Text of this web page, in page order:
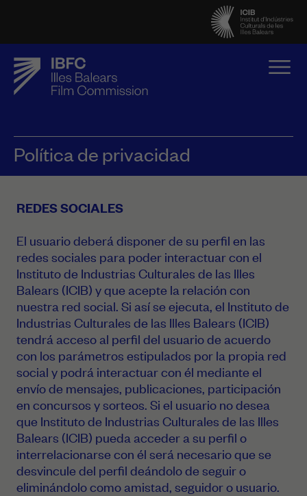
Política de privacidad
REDES SOCIALES
El usuario deberá disponer de su perfil en las
redes sociales para poder interactuar con el
Instituto de Industrias Culturales de las Illes
Balears (ICIB) y que acepte la relación con
nuestra red social. Si así se ejecuta, el Instituto de
Industrias Culturales de las Illes Balears (ICIB)
tendrá acceso al perfil del usuario de acuerdo
con los parámetros estipulados por la propia red
social y podrá interactuar con él mediante el
envío de mensajes, publicaciones, participación
en concursos y sorteos. Si el usuario no desea
que Instituto de Industrias Culturales de las Illes
Balears (ICIB) pueda acceder a su perfil o
interrelacionarse con él será necesario que se
desvincule del perfil deándolo de seguir o
eliminándolo como amistad, seguidor o usuario.